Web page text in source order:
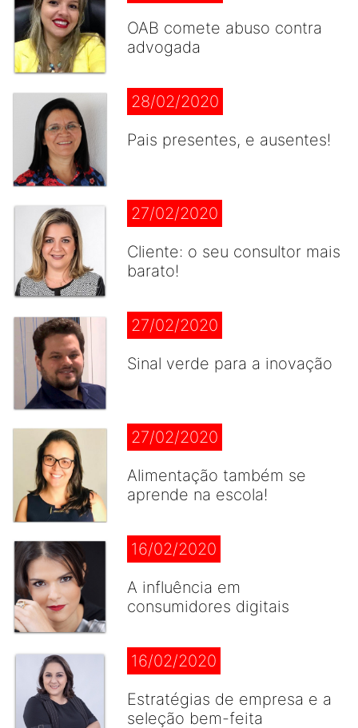
OAB comete abuso contra
advogada
28/02/2020
Pais presentes, e ausentes!
27/02/2020
Cliente: o seu consultor mais
barato!
27/02/2020
Sinal verde para a inovação
27/02/2020
Alimentação também se
aprende na escola!
16/02/2020
A influência em
consumidores digitais
16/02/2020
Estratégias de empresa e a
seleção bem-feita